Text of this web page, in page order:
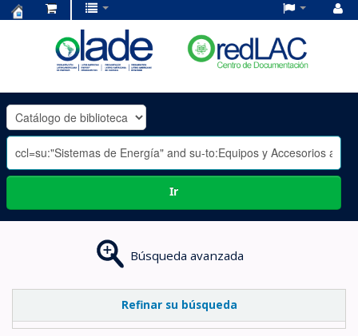
OLADE
-
Ir
Búsqueda avanzada
Refinar su búsqueda